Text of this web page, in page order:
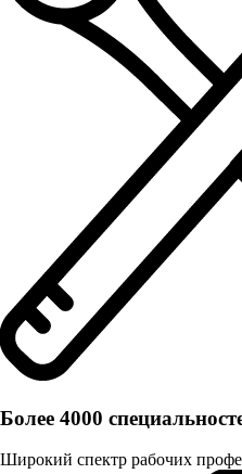
Более 4000
Широкий спектр рабочих